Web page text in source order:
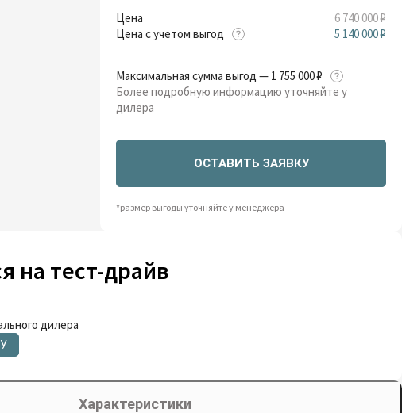
Цена
6 740 000 ₽
Цена с учетом выгод
5 140 000 ₽
Максимальная сумма выгод — 1 755 000 ₽
Более подробную информацию уточняйте у
дилера
ОСТАВИТЬ ЗАЯВКУ
*размер выгоды уточняйте у менеджера
на тест-драйв
дилера
Характеристики